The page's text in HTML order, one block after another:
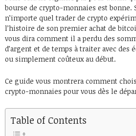
bourse de crypto-monnaies est bonne.
n’importe quel trader de crypto
l’histoire de son premier achat de
vous dira comment il a perdu des
d’argent et de temps à traiter avec des
ou simplement coûteux au début.
Ce guide vous montrera comment
crypto-monnaies pour vous dès le
Table of Contents